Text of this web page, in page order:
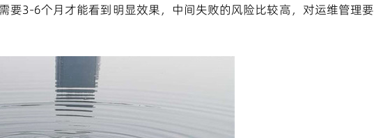
3-6个月才能看到明显效果，中间失败的风险比较高，对运维管理要